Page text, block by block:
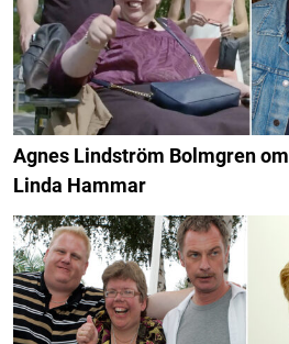
Agnes Lindström Bolmgren
Linda Hammar